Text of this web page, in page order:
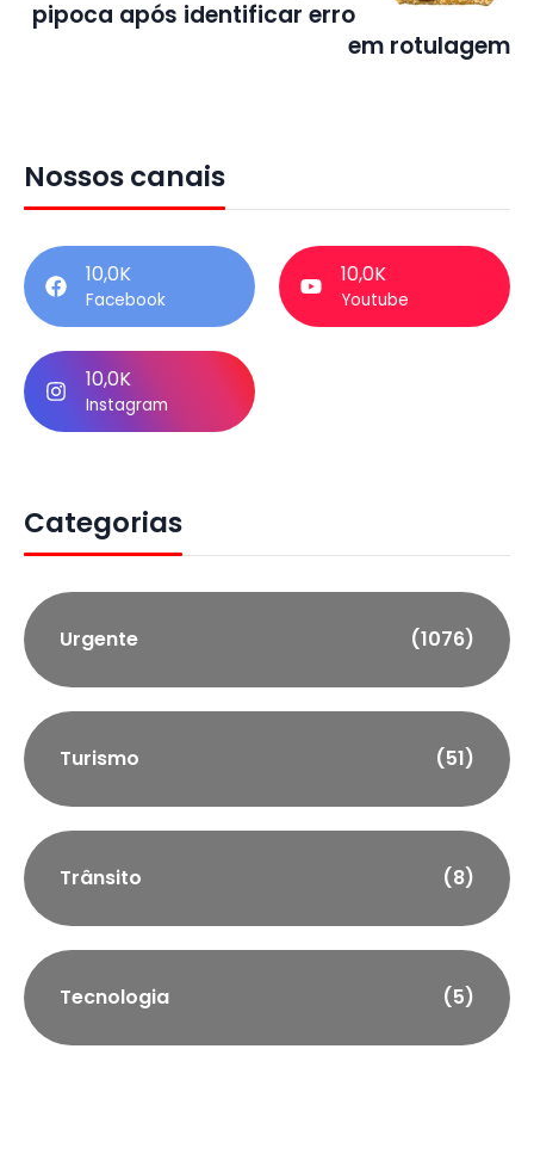
pipoca após identificar erro
em rotulagem
Nossos canais
10,0K
Facebook
10,0K
Youtube
10,0K
Instagram
Categorias
Urgente (1076)
Turismo (51)
Trânsito (8)
Tecnologia (5)